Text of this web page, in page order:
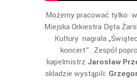
Możemy pracować tylko
Miejska Orkiestra Dęta
Kultury nagrała
koncert”. Zespól
kapelmistrz Jarosław
składzie wystąpili: